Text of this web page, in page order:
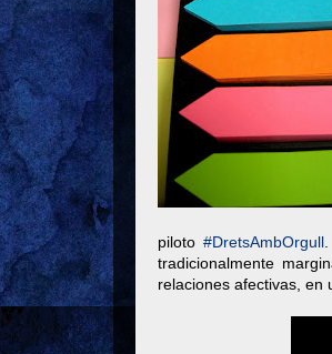
piloto #DretsAmbOrgull
tradicionalmente
relaciones afectivas, en